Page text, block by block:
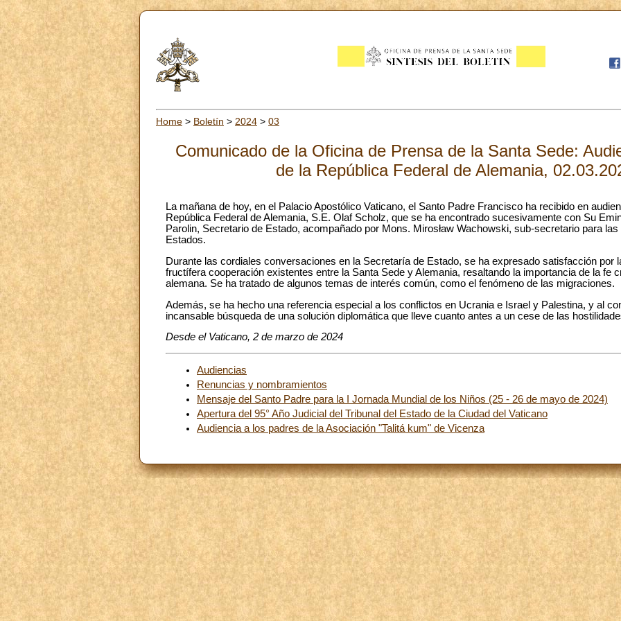
Home > Boletín > 2024 > 03
Comunicado de la Oficina de Prensa de la Santa Sede:
de la República Federal de Alemania,
La mañana de hoy, en el Palacio Apostólico Vaticano, el Santo Padre Francisco ha recibido en
República Federal de Alemania, S.E. Olaf Scholz, que se ha encontrado sucesivamente con Su
Parolin, Secretario de Estado, acompañado por Mons. Mirosław Wachowski, sub-secretario para
Estados.
Durante las cordiales conversaciones en la Secretaría de Estado, se ha expresado satisfacción por
fructífera cooperación existentes entre la Santa Sede y Alemania, resaltando la importancia de la fe
alemana. Se ha tratado de algunos temas de interés común, como el fenómeno de las migraciones.
Además, se ha hecho una referencia especial a los conflictos en Ucrania e Israel y Palestina, y al
incansable búsqueda de una solución diplomática que lleve cuanto antes a un cese de las
Desde el Vaticano, 2 de marzo de 2024
Audiencias
Renuncias y nombramientos
Mensaje del Santo Padre para la I Jornada Mundial de los Niños (25 - 26 de mayo de 2024)
Apertura del 95° Año Judicial del Tribunal del Estado de la Ciudad del Vaticano
Audiencia a los padres de la Asociación "Talitá kum" de Vicenza